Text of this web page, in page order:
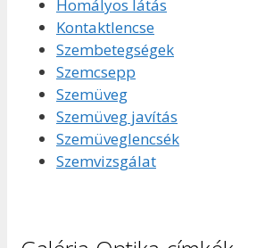
Homályos látás
Kontaktlencse
Szembetegségek
Szemcsepp
Szemüveg
Szemüveg javítás
Szemüveglencsék
Szemvizsgálat